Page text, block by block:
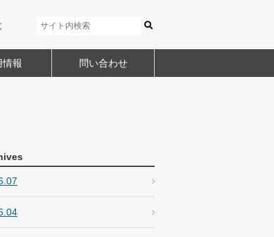
情報 問い合わせ